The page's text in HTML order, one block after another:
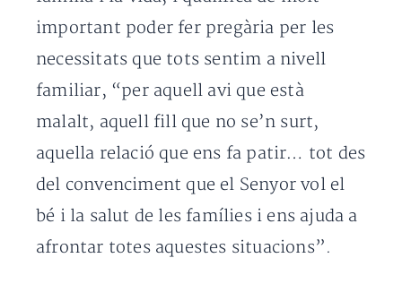
important poder fer pregària per les
necessitats que tots sentim a nivell
familiar, “per aquell avi que està
malalt, aquell fill que no se’n surt,
aquella relació que ens fa patir… tot des
del convenciment que el Senyor vol el
bé i la salut de les famílies i ens ajuda a
afrontar totes aquestes situacions”.